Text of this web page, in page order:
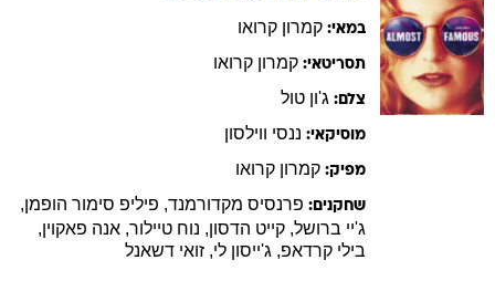
במאי: קמרון קרואו
תסריטאי: קמרון קרואו
צלם: ג'ון טול
מוסיקאי: ננסי ווילסון
מפיק: קמרון קרואו
שחקנים: פרנסיס מקדורמנד, פיליפ סימור הופמן,
ג'יי ברושל, קייט הדסון, נוח טיילור, אנה פאקוין,
בילי קרדאפ, ג'ייסון לי, זואי דשאנל